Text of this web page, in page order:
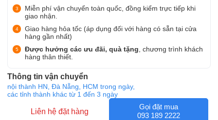
Miễn phí vận chuyển toàn quốc, đồng kiểm trực tiếp khi
giao nhận.
Giao hàng hỏa tốc (áp dụng đối với hàng có sẵn tại cửa
hàng gần nhất)
Được hưởng các ưu đãi, quà tặng , chương trình khách
hàng thân thiết.
Thông tin vận chuyển
nội thành HN, Đà Nẵng, HCM trong ngày,
các tỉnh thành khác từ 1 đến 3 ngày
Liên hệ đặt hàng
Gọi đặt mua
093 189 2222